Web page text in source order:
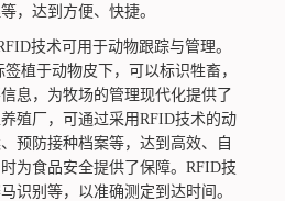
，达到方便、快捷。
技术可用于动物跟踪与管理。
植于动物皮下，可以标识牲畜，
息，为牧场的管理现代化提供了
殖厂，可通过采用RFID技术的动
预防接种档案等，达到高效、自
为食品安全提供了保障。RFID技
识别等，以准确测定到达时间。